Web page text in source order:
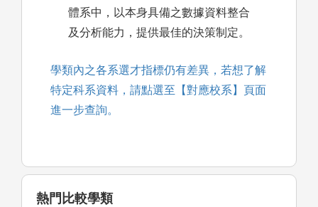
體系中，以本身具備之數據資料整合
及分析能力，提供最佳的決策制定。
學類內之各系選才指標仍有差異，若想了解
特定科系資料，請點選至【對應校系】頁面
進一步查詢。
熱門比較學類